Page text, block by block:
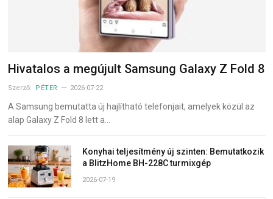
Hivatalos a megújult Samsung Galaxy Z Fold 8
Szerző: PÉTER 2026-07-22
A Samsung bemutatta új hajlítható telefonjait, amelyek közül az
alap Galaxy Z Fold 8 lett a…
Konyhai teljesítmény új szinten: Bemutatkozik
a BlitzHome BH-228C turmixgép
2026-07-19